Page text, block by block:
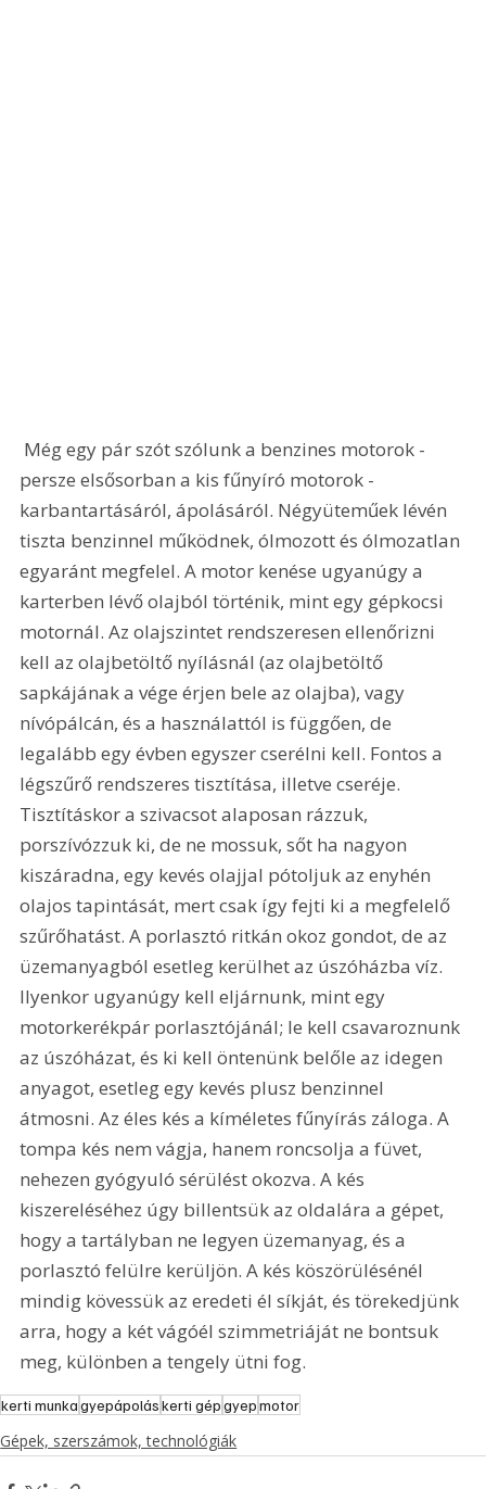
persze elsősorban a kis fűnyíró motorok -
karbantartásáról, ápolásáról. Négyüteműek lévén
tiszta benzinnel működnek, ólmozott és ólmozatlan
egyaránt megfelel. A motor kenése ugyanúgy a
karterben lévő olajból történik, mint egy gépkocsi
motornál. Az olajszintet rendszeresen ellenőrizni
kell az olajbetöltő nyílásnál (az olajbetöltő
sapkájának a vége érjen bele az olajba), vagy
nívópálcán, és a használattól is függően, de
legalább egy évben egyszer cserélni kell. Fontos a
légszűrő rendszeres tisztítása, illetve cseréje.
Tisztításkor a szivacsot alaposan rázzuk,
porszívózzuk ki, de ne mossuk, sőt ha nagyon
kiszáradna, egy kevés olajjal pótoljuk az enyhén
olajos tapintását, mert csak így fejti ki a megfelelő
szűrőhatást. A porlasztó ritkán okoz gondot, de az
üzemanyagból esetleg kerülhet az úszóházba víz.
Ilyenkor ugyanúgy kell eljárnunk, mint egy
motorkerékpár porlasztójánál; le kell csavaroznunk
az úszóházat, és ki kell öntenünk belőle az idegen
anyagot, esetleg egy kevés plusz benzinnel
átmosni. Az éles kés a kíméletes fűnyírás záloga. A
tompa kés nem vágja, hanem roncsolja a füvet,
nehezen gyógyuló sérülést okozva. A kés
kiszereléséhez úgy billentsük az oldalára a gépet,
hogy a tartályban ne legyen üzemanyag, és a
porlasztó felülre kerüljön. A kés köszörülésénél
mindig kövessük az eredeti él síkját, és törekedjünk
arra, hogy a két vágóél szimmetriáját ne bontsuk
meg, különben a tengely ütni fog.
kerti munkagyepápoláskerti gépgyepmotor
Gépek, szerszámok, technológiák